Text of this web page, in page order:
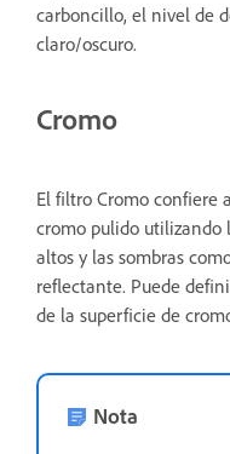
carboncillo, el nivel de
claro/oscuro.
Cromo
El filtro Cromo confiere
cromo pulido utilizando
altos y las sombras
reflectante. Puede
de la superficie de
Nota